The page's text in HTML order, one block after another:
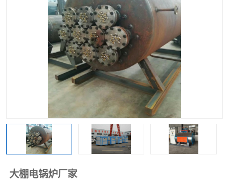
大棚电锅炉厂家